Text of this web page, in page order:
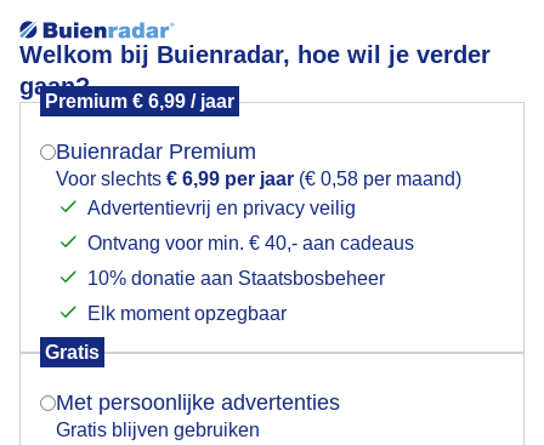
Welkom bij Buienradar, hoe wil je verder
gaan?
Premium € 6,99 / jaar
Buienradar Premium
Voor slechts € 6,99 per jaar (€ 0,58 per maand)
Advertentievrij en privacy veilig
Ontvang voor min. € 40,- aan cadeaus
10% donatie aan Staatsbosbeheer
Elk moment opzegbaar
Gratis
Met persoonlijke advertenties
Gratis blijven gebruiken
tegen zondsondergang hier en daar dreigende
luchten
Mogen we je locatie gebruiken voor het
Indien je hier nog geen akkoord op hebt gegeven,
verschijnt er zo een pop-up uit je browser waarin
Is goed, toon de popup